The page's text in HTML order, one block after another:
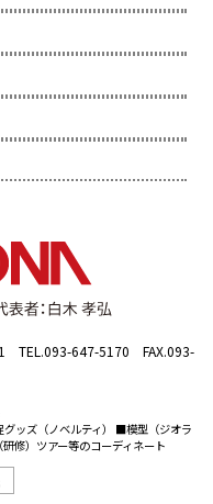
TEL.093-647-5170 FAX.093-
ッズ（ノベルティ） ■模型（ジオラ
修）ツアー等のコーディネート